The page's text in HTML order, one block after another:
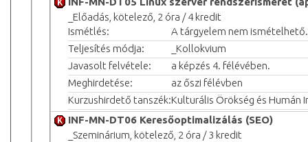
_Előadás, kötelező, 2 óra / 4 kredit
Ismétlés:
A tárgyelem nem ismételhető.
Teljesítés módja:
_Kollokvium
Javasolt felvétele:
a képzés 4. félévében.
Meghirdetése:
az őszi félévben
Kurzushirdető tanszék:Kulturális Örökség és Humán
INF-MN-DT06 Keresőoptimalizálás (SEO)
_Szeminárium, kötelező, 2 óra / 3 kredit